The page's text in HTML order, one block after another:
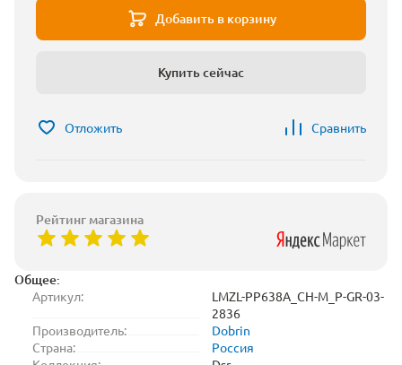
Общее:
Артикул:
LMZL-PP638A_CH-M_P-GR-03-
2836
Производитель:
Dobrin
Страна:
Россия
Добавить в корзину
Купить сейчас
Отложить Сравнить
Рейтинг магазина